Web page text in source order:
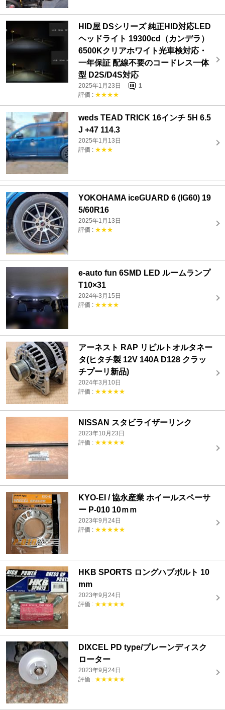
HID屋 DSシリーズ 純正HID対応LED
ヘッドライト 19300cd（カンデラ）
6500Kクリアホワイト光車検対応・
一年保証 配線不要のコードレス一体
型 D2S/D4S対応
2025年1月23日
1
評価 : ★★★★
weds TEAD TRICK 16インチ 5H 6.5
J +47 114.3
2025年1月13日
評価 : ★★★
YOKOHAMA iceGUARD 6 (IG60) 19
5/60R16
2025年1月13日
評価 : ★★★
e-auto fun 6SMD LED ルームランプ
T10×31
2024年3月15日
評価 : ★★★★
アーネスト RAP リビルトオルタネー
タ(ヒタチ製 12V 140A D128 クラッ
チプーリ新品)
2024年3月10日
評価 : ★★★★★
NISSAN スタビライザーリンク
2023年10月23日
評価 : ★★★★★
KYO-EI / 協永産業 ホイールスペーサ
ー P-010 10ｍｍ
2023年9月24日
評価 : ★★★★★
HKB SPORTS ロングハブボルト 10
mm
2023年9月24日
評価 : ★★★★★
DIXCEL PD type/プレーンディスク
ローター
2023年9月24日
評価 : ★★★★★